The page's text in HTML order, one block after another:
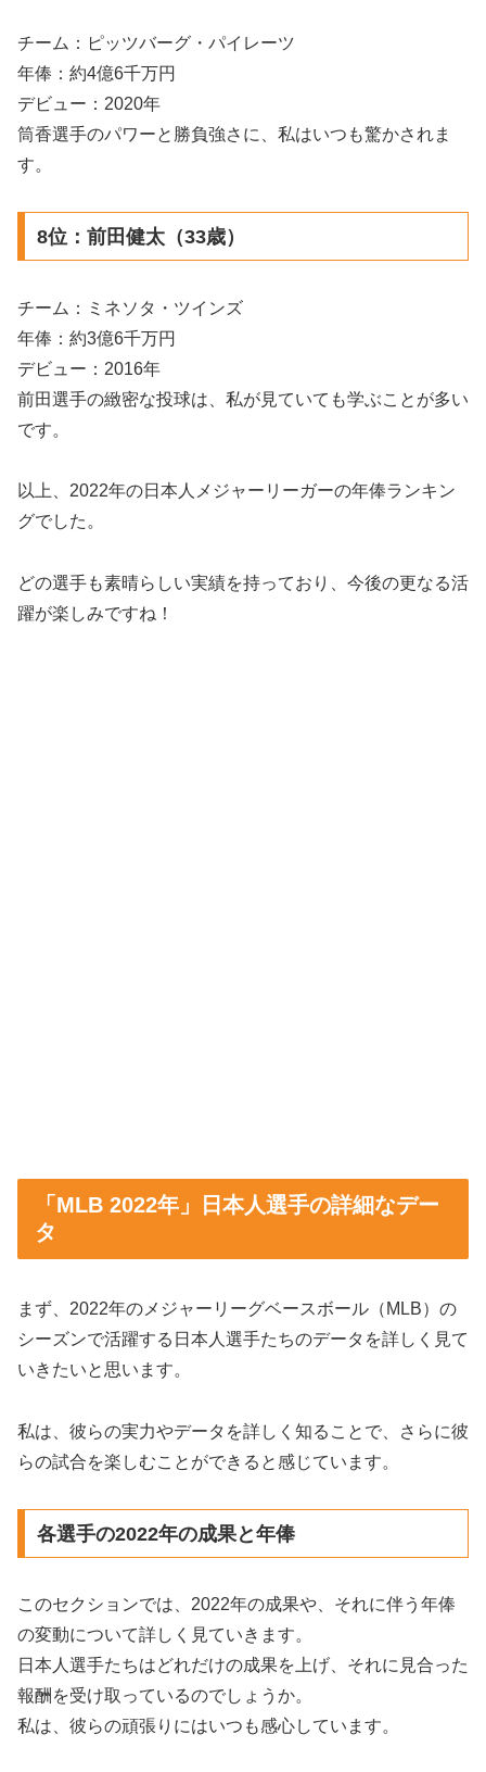
チーム：ピッツバーグ・パイレーツ
年俸：約4億6千万円
デビュー：2020年
筒香選手のパワーと勝負強さに、私はいつも驚かされま
す。
8位：前田健太（33歳）
チーム：ミネソタ・ツインズ
年俸：約3億6千万円
デビュー：2016年
前田選手の緻密な投球は、私が見ていても学ぶことが多い
です。
以上、2022年の日本人メジャーリーガーの年俸ランキン
グでした。
どの選手も素晴らしい実績を持っており、今後の更なる活
躍が楽しみですね！
「MLB 2022年」日本人選手の詳細なデー
タ
まず、2022年のメジャーリーグベースボール（MLB）の
シーズンで活躍する日本人選手たちのデータを詳しく見て
いきたいと思います。
私は、彼らの実力やデータを詳しく知ることで、さらに彼
らの試合を楽しむことができると感じています。
各選手の2022年の成果と年俸
このセクションでは、2022年の成果や、それに伴う年俸
の変動について詳しく見ていきます。
日本人選手たちはどれだけの成果を上げ、それに見合った
報酬を受け取っているのでしょうか。
私は、彼らの頑張りにはいつも感心しています。